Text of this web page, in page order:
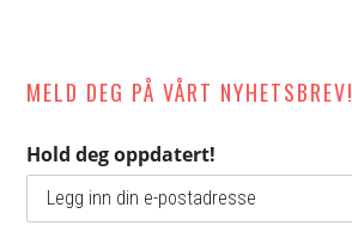
MELD DEG PÅ VÅRT NYHETSBREV!
Hold deg oppdatert!